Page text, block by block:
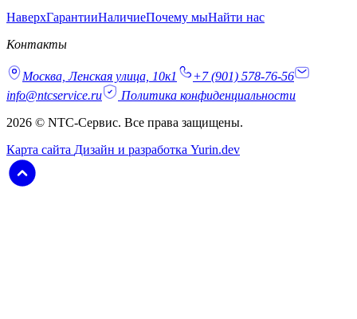
НаверхГарантииНаличиеПочему мыНайти нас
Контакты
Москва, Ленская улица, 10к1
+7 (901) 578-76-56
info@ntcservice.ru
Политика конфиденциальности
2026 © NTC-Сервис. Все права защищены.
Карта сайта Дизайн и разработка Yurin.dev